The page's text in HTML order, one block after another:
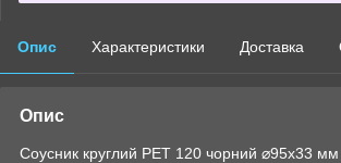
Опис Характеристики Доставка
Опис
Соусник круглий PET 120 чорний ⌀95х33